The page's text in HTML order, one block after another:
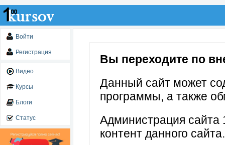
Войти
Регистрация
Видео
Курсы
Блоги
Статус
Вы переходите по
Данный сайт может
программы, а также
Администрация сайта
контент данного сайта.